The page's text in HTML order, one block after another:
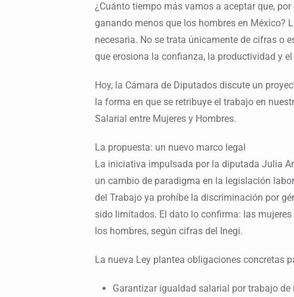
¿Cuánto tiempo más vamos a aceptar que,
ganando menos que los hombres en México?
necesaria. No se trata únicamente de cifras o
que erosiona la confianza, la productividad y
Hoy, la Cámara de Diputados discute un
la forma en que se retribuye el trabajo en
Salarial entre Mujeres y Hombres.
La propuesta: un nuevo marco legal
La iniciativa impulsada por la diputada Julia
un cambio de paradigma en la legislación
del Trabajo ya prohíbe la discriminación por
sido limitados. El dato lo confirma: las
los hombres, según cifras del Inegi.
La nueva Ley plantea obligaciones concretas
Garantizar igualdad salarial por trabajo de